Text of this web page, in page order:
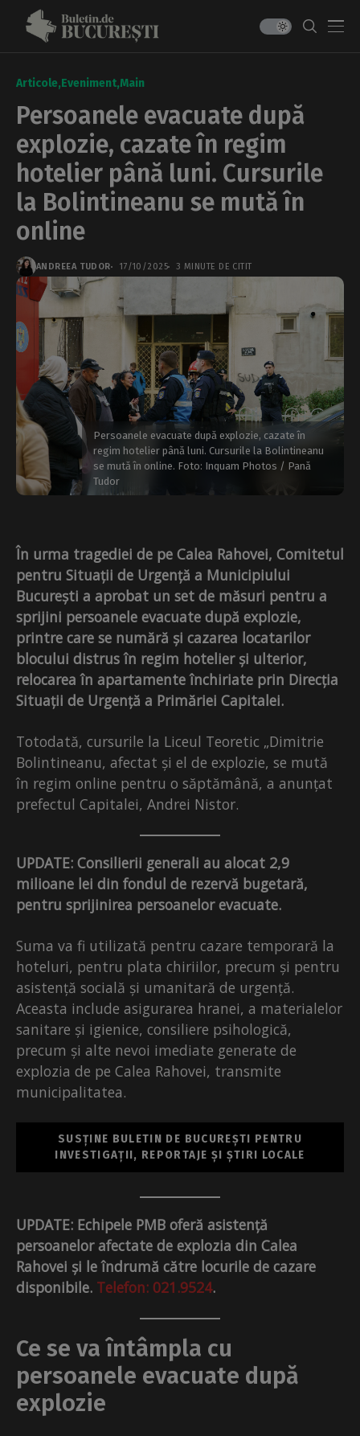
Articole Eveniment Main
Persoanele evacuate după
explozie, cazate în regim
hotelier până luni. Cursurile
la Bolintineanu se mută în
online
ANDREEA TUDOR 17/10/2025 3 MINUTE DE CITIT
Persoanele evacuate după explozie, cazate în
regim hotelier până luni. Cursurile la Bolintineanu
se mută în online. Foto: Inquam Photos / Pană
Tudor
În urma tragediei de pe Calea Rahovei, Comitetul
pentru Situații de Urgență a Municipiului
București a aprobat un set de măsuri pentru a
sprijini persoanele evacuate după explozie,
printre care se numără și cazarea locatarilor
blocului distrus în regim hotelier și ulterior,
relocarea în apartamente închiriate prin Direcția
Situații de Urgență a Primăriei Capitalei.
Totodată, cursurile la Liceul Teoretic „Dimitrie
Bolintineanu, afectat și el de explozie, se mută
în regim online pentru o săptămână, a anunțat
prefectul Capitalei, Andrei Nistor.
UPDATE: Consilierii generali au alocat 2,9
milioane lei din fondul de rezervă bugetară,
pentru sprijinirea persoanelor evacuate.
Suma va fi utilizată pentru cazare temporară la
hoteluri, pentru plata chiriilor, precum și pentru
asistență socială și umanitară de urgență.
Aceasta include asigurarea hranei, a materialelor
sanitare și igienice, consiliere psihologică,
precum și alte nevoi imediate generate de
explozia de pe Calea Rahovei, transmite
municipalitatea.
SUSȚINE BULETIN DE BUCUREȘTI PENTRU
INVESTIGAȚII, REPORTAJE ȘI ȘTIRI LOCALE
UPDATE: Echipele PMB oferă asistență
persoanelor afectate de explozia din Calea
Rahovei și le îndrumă către locurile de cazare
disponibile. Telefon: 021.9524.
Ce se va întâmpla cu
persoanele evacuate după
explozie